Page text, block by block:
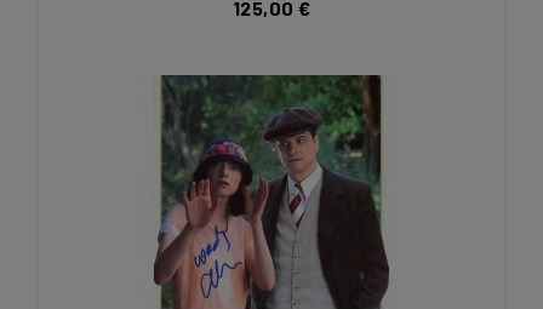
125,00 €